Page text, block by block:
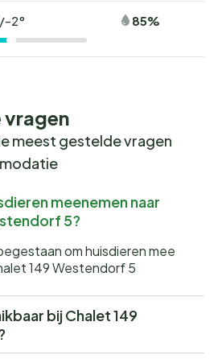
/-2° 85%
meest gestelde vragen
meenemen naar
5?
om huisdieren mee
149 Westendorf 5
bij Chalet 149